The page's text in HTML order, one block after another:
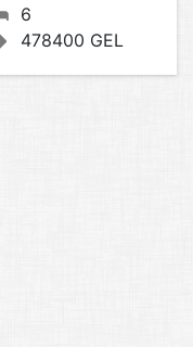
6
478400 GEL